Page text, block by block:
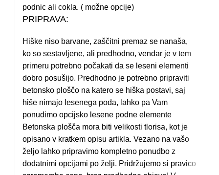
podnic ali cokla. ( možne opcije)
PRIPRAVA:
Hiške niso barvane, zaščitni premaz se nanaša,
ko so sestavljene, ali predhodno, vendar je v tem
primeru potrebno počakati da se leseni elementi
dobro posušijo. Predhodno je potrebno pripraviti
betonsko ploščo na katero se hiška postavi, saj
hiše nimajo lesenega poda, lahko pa Vam
ponudimo opcijsko lesene podne elemente
Betonska plošča mora biti velikosti tlorisa, kot je
opisano v kratkem opisu artikla. Vezano na vašo
željo lahko pripravimo kompletno ponudbo z
dodatnimi opcijami po želji. Pridržujemo si pravico